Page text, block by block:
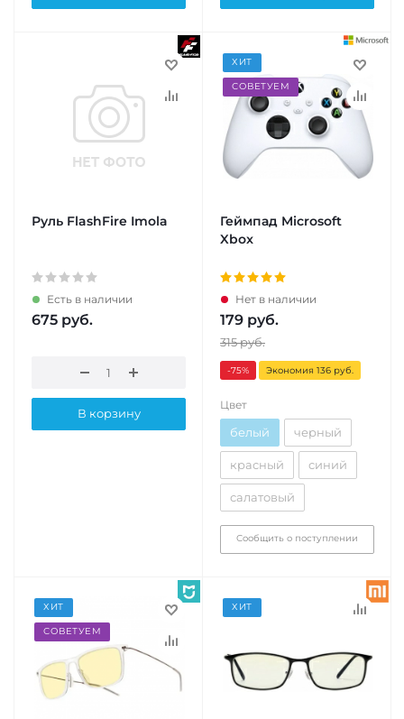
Руль FlashFire Imola
Есть в наличии
675 руб.
В корзину
ХИТ
СОВЕТУЕМ
Геймпад Microsoft
Xbox
Нет в наличии
179 руб.
315руб.
-75% Экономия 136 руб.
Цвет
белый черный
красный синий
салатовый
Сообщить о поступлении
ХИТ
СОВЕТУЕМ
ХИТ